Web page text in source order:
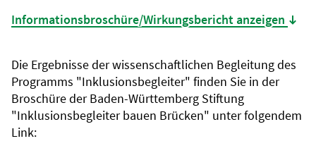
Informationsbroschüre/Wirkungsbericht anzeigen
Die Ergebnisse der wissenschaftlichen Begleitung des
Programms "Inklusionsbegleiter" finden Sie in der
Broschüre der Baden-Württemberg Stiftung
"Inklusionsbegleiter bauen Brücken" unter folgendem
Link: